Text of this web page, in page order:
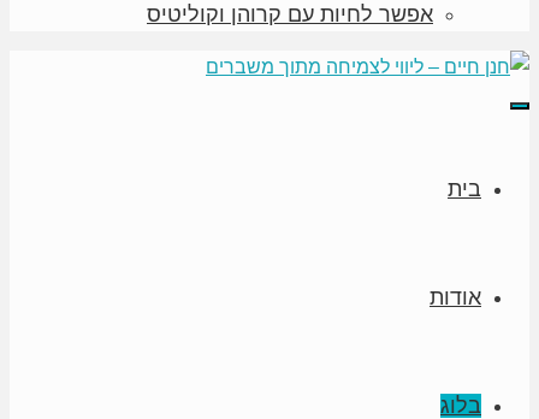
אפשר לחיות עם קרוהן וקוליטיס
תפריט
בית
אודות
בלוג